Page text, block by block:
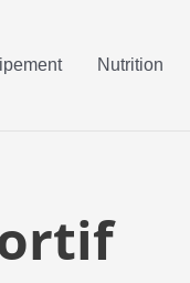
Nutrition